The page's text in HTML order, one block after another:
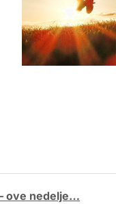
ove nedelje…